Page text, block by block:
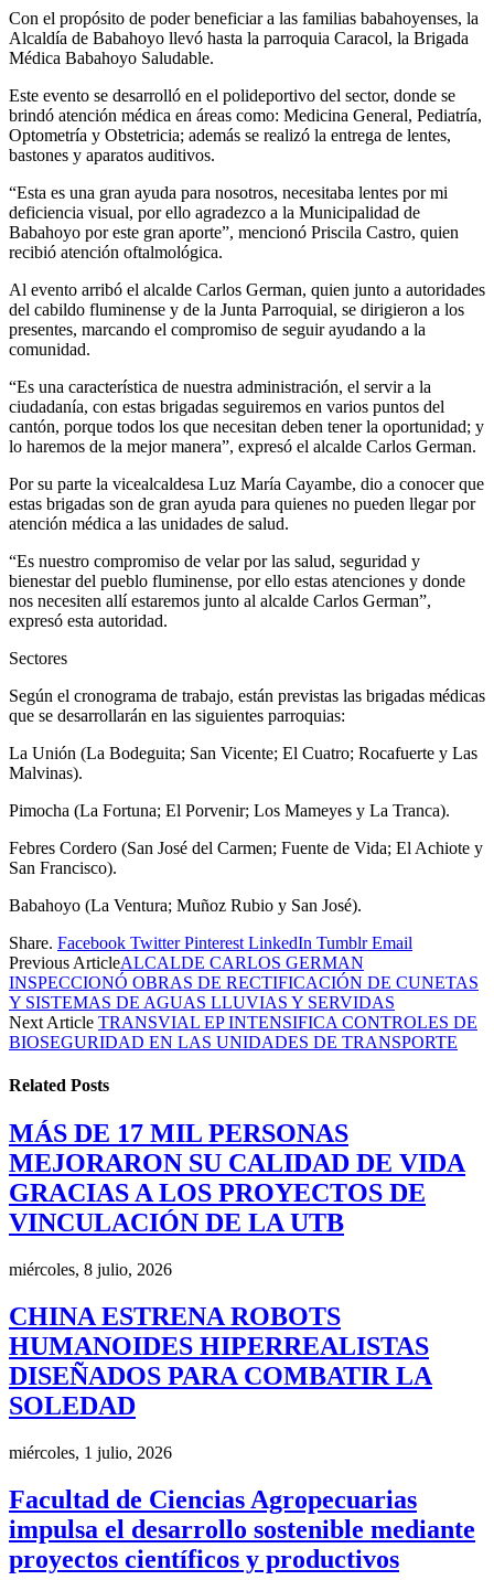
Con el propósito de poder beneficiar a las familias babahoyenses, la
Alcaldía de Babahoyo llevó hasta la parroquia Caracol, la Brigada
Médica Babahoyo Saludable.
Este evento se desarrolló en el polideportivo del sector, donde se
brindó atención médica en áreas como: Medicina General, Pediatría,
Optometría y Obstetricia; además se realizó la entrega de lentes,
bastones y aparatos auditivos.
“Esta es una gran ayuda para nosotros, necesitaba lentes por mi
deficiencia visual, por ello agradezco a la Municipalidad de
Babahoyo por este gran aporte”, mencionó Priscila Castro, quien
recibió atención oftalmológica.
Al evento arribó el alcalde Carlos German, quien junto a autoridades
del cabildo fluminense y de la Junta Parroquial, se dirigieron a los
presentes, marcando el compromiso de seguir ayudando a la
comunidad.
“Es una característica de nuestra administración, el servir a la
ciudadanía, con estas brigadas seguiremos en varios puntos del
cantón, porque todos los que necesitan deben tener la oportunidad; y
lo haremos de la mejor manera”, expresó el alcalde Carlos German.
Por su parte la vicealcaldesa Luz María Cayambe, dio a conocer que
estas brigadas son de gran ayuda para quienes no pueden llegar por
atención médica a las unidades de salud.
“Es nuestro compromiso de velar por las salud, seguridad y
bienestar del pueblo fluminense, por ello estas atenciones y donde
nos necesiten allí estaremos junto al alcalde Carlos German”,
expresó esta autoridad.
Sectores
Según el cronograma de trabajo, están previstas las brigadas médicas
que se desarrollarán en las siguientes parroquias:
La Unión (La Bodeguita; San Vicente; El Cuatro; Rocafuerte y Las
Malvinas).
Pimocha (La Fortuna; El Porvenir; Los Mameyes y La Tranca).
Febres Cordero (San José del Carmen; Fuente de Vida; El Achiote y
San Francisco).
Babahoyo (La Ventura; Muñoz Rubio y San José).
Share. Facebook Twitter Pinterest LinkedIn Tumblr Email
Previous ArticleALCALDE CARLOS GERMAN
INSPECCIONÓ OBRAS DE RECTIFICACIÓN DE CUNETAS
Y SISTEMAS DE AGUAS LLUVIAS Y SERVIDAS
Next Article TRANSVIAL EP INTENSIFICA CONTROLES DE
BIOSEGURIDAD EN LAS UNIDADES DE TRANSPORTE
Related Posts
MÁS DE 17 MIL PERSONAS
MEJORARON SU CALIDAD DE VIDA
GRACIAS A LOS PROYECTOS DE
VINCULACIÓN DE LA UTB
miércoles, 8 julio, 2026
CHINA ESTRENA ROBOTS
HUMANOIDES HIPERREALISTAS
DISEÑADOS PARA COMBATIR LA
SOLEDAD
miércoles, 1 julio, 2026
Facultad de Ciencias Agropecuarias
impulsa el desarrollo sostenible mediante
proyectos científicos y productivos